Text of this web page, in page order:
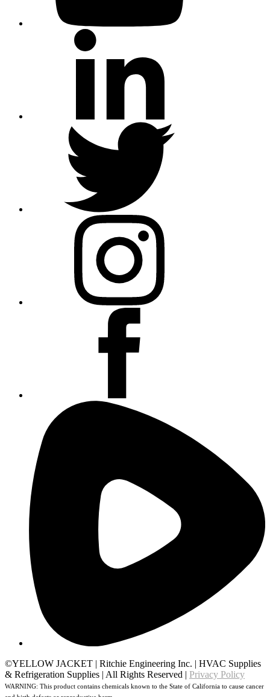
©YELLOW JACKET | Ritchie Engineering Inc. | HVAC Supplies
& Refrigeration Supplies | All Rights Reserved | Privacy Policy
WARNING: This product contains chemicals known to the State of California to cause cancer